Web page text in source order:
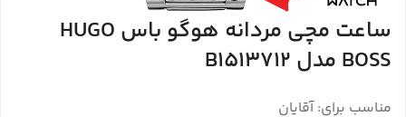
ساعت مچی مردانه هوگو باس HUGO
BOSS مدل B1513712
مناسب برای: آقایان